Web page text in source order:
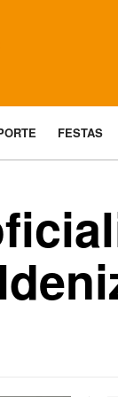
FESTAS